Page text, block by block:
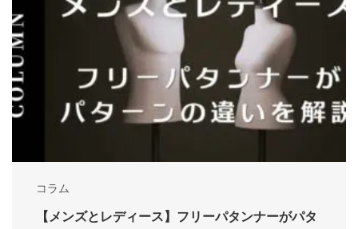
コラム
【メンズとレディース】フリーパタンナーがパタ